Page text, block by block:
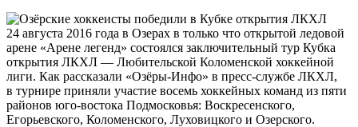
24 августа 2016 года в Озерах в только что открытой ледовой
арене «Арене легенд» состоялся заключительный тур Кубка
открытия ЛКХЛ — Любительской Коломенской хоккейной
лиги. Как рассказали «Озёры-Инфо» в пресс-службе ЛКХЛ,
в турнире приняли участие восемь хоккейных команд из пяти
районов юго-востока Подмосковья: Воскресенского,
Егорьевского, Коломенского, Луховицкого и Озерского.